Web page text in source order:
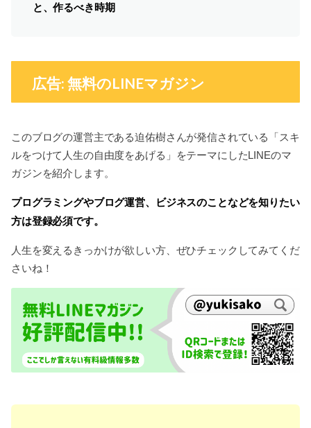
と、作るべき時期
広告: 無料のLINEマガジン
このブログの運営主である迫佑樹さんが発信されている「スキ
ルをつけて人生の自由度をあげる」をテーマにしたLINEのマ
ガジンを紹介します。
プログラミングやブログ運営、ビジネスのことなどを知りたい
方は登録必須です。
人生を変えるきっかけが欲しい方、ぜひチェックしてみてくだ
さいね！